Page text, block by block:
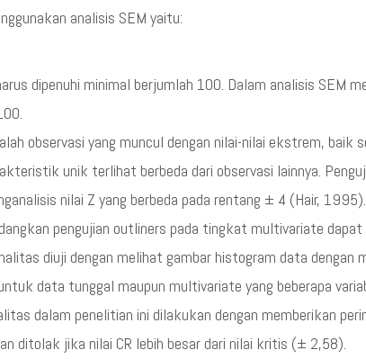
analisis SEM yaitu:
dipenuhi minimal berjumlah 100. Dalam analisis SEM
observasi yang muncul dengan nilai-nilai ekstrem, baik
unik terlihat berbeda dari observasi lainnya.
nilai Z yang berbeda pada rentang ± 4 (Hair,
pengujian outliners pada tingkat multivariate
diuji dengan melihat gambar histogram data
data tunggal maupun multivariate yang beberapa
dalam penelitian ini dilakukan dengan memberikan
ditolak jika nilai CR lebih besar dari nilai kritis (± 2,58).